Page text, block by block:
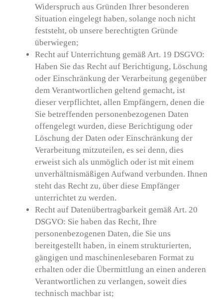
Widerspruch aus Gründen Ihrer besonderen
Situation eingelegt haben, solange noch nicht
feststeht, ob unsere berechtigten Gründe
überwiegen;
Recht auf Unterrichtung gemäß Art. 19 DSGVO:
Haben Sie das Recht auf Berichtigung, Löschung
oder Einschränkung der Verarbeitung gegenüber
dem Verantwortlichen geltend gemacht, ist
dieser verpflichtet, allen Empfängern, denen die
Sie betreffenden personenbezogenen Daten
offengelegt wurden, diese Berichtigung oder
Löschung der Daten oder Einschränkung der
Verarbeitung mitzuteilen, es sei denn, dies
erweist sich als unmöglich oder ist mit einem
unverhältnismäßigen Aufwand verbunden. Ihnen
steht das Recht zu, über diese Empfänger
unterrichtet zu werden.
Recht auf Datenübertragbarkeit gemäß Art. 20
DSGVO: Sie haben das Recht, Ihre
personenbezogenen Daten, die Sie uns
bereitgestellt haben, in einem strukturierten,
gängigen und maschinenlesebaren Format zu
erhalten oder die Übermittlung an einen anderen
Verantwortlichen zu verlangen, soweit dies
technisch machbar ist;